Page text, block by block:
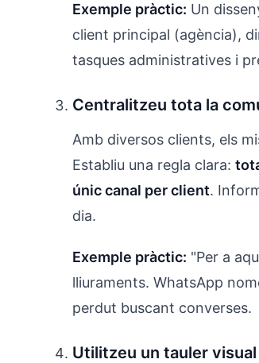
Exemple pràctic: Un
client principal (agència),
tasques administratives i
Centralitzeu tota la
Amb diversos clients, els
Establiu una regla clara:
únic canal per client.
dia.
Exemple pràctic: "Per a
lliuraments. WhatsApp
perdut buscant converses.
Utilitzeu un tauler